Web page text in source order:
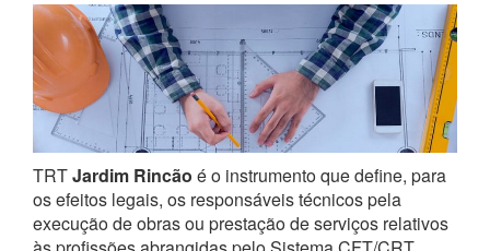
TRTJardim Rincão é o instrumento que define, para
os efeitos legais, os responsáveis técnicos pela
execução de obras ou prestação de serviços relativos